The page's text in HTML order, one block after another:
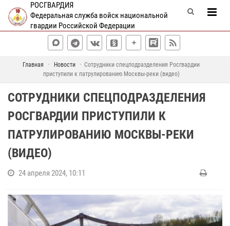
РОСГВАРДИЯ
Федеральная служба войск национальной
гвардии Российской Федерации
Главная Новости
Сотрудники спецподразделения Росгвардии
приступили к патрулированию Москвы-реки (видео)
СОТРУДНИКИ СПЕЦПОДРАЗДЕЛЕНИЯ
РОСГВАРДИИ ПРИСТУПИЛИ К
ПАТРУЛИРОВАНИЮ МОСКВЫ-РЕКИ
(ВИДЕО)
24 апреля 2024, 10:11